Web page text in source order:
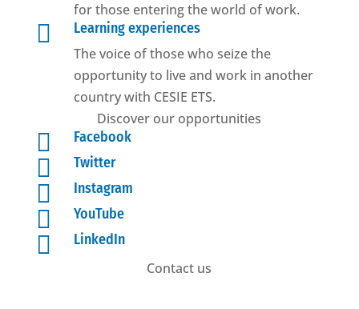
for those entering the world of work.

Learning experiences
The voice of those who seize the
opportunity to live and work in another
country with CESIE ETS.
Discover our opportunities
 Facebook
 Twitter
 Instagram
 YouTube

LinkedIn
Contact us